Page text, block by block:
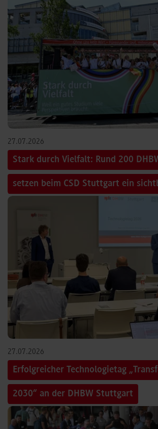
27.07.2026
Stark durch Vielfalt: Rund 200
setzen beim CSD Stuttgart ein
27.07.2026
Erfolgreicher Technologietag
2030“ an der DHBW Stuttgart